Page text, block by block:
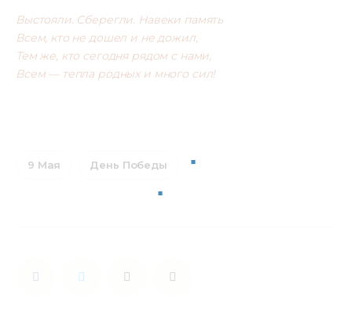
Выстояли. Сберегли. Навеки память
Всем, кто не дошел и не дожил,
Тем же, кто сегодня рядом с нами,
Всем — тепла родных и много сил!
9 Мая День Победы